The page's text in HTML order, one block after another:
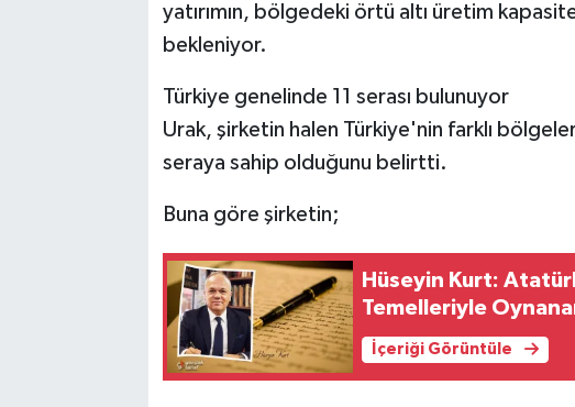
yatırımın, bölgedeki örtü altı üretim
bekleniyor.
Türkiye genelinde 11 serası bulunuyor
Urak, şirketin halen Türkiye'nin farklı
seraya sahip olduğunu belirtti.
Buna göre şirketin;
Hüseyin Kurt:
Temelleriyle
İçeriği Görüntüle